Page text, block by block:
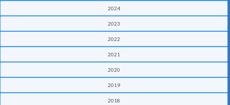
2024
2023
2022
2021
2020
2019
2018